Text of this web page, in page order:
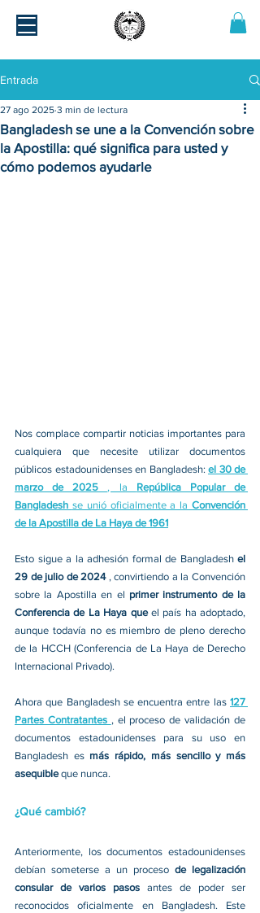
Entrada
Bangladesh se une a la Convención sobre
la Apostilla: qué significa para usted y
cómo podemos ayudarle
27 ago 2025 3 min de lectura
Nos complace compartir noticias importantes para
cualquiera que necesite utilizar documentos
públicos estadounidenses en Bangladesh: el 30 de
marzo de 2025 , la República Popular de
Bangladesh se unió oficialmente a la Convención
de la Apostilla de La Haya de 1961
Esto sigue a la adhesión formal de Bangladesh el
29 de julio de 2024 , convirtiendo a la Convención
sobre la Apostilla en el primer instrumento de la
Conferencia de La Haya que el país ha adoptado,
aunque todavía no es miembro de pleno derecho
de la HCCH (Conferencia de La Haya de Derecho
Internacional Privado).
Ahora que Bangladesh se encuentra entre las 127
Partes Contratantes , el proceso de validación de
documentos estadounidenses para su uso en
Bangladesh es más rápido, más sencillo y más
asequible que nunca.
¿Qué cambió?
Anteriormente, los documentos estadounidenses
debían someterse a un proceso de legalización
consular de varios pasos antes de poder ser
reconocidos oficialmente en Bangladesh. Este